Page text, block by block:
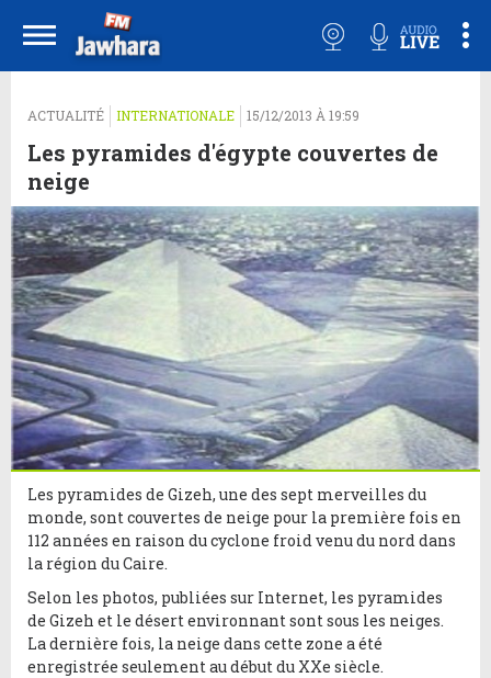
ACTUALITÉ INTERNATIONALE 15/12/2013 À 19:59
Les pyramides d'égypte couvertes de
neige
Les pyramides de Gizeh, une des sept merveilles du
monde, sont couvertes de neige pour la première fois en
112 années en raison du cyclone froid venu du nord dans
la région du Caire.
Selon les photos, publiées sur Internet, les pyramides
de Gizeh et le désert environnant sont sous les neiges.
La dernière fois, la neige dans cette zone a été
enregistrée seulement au début du XXe siècle.